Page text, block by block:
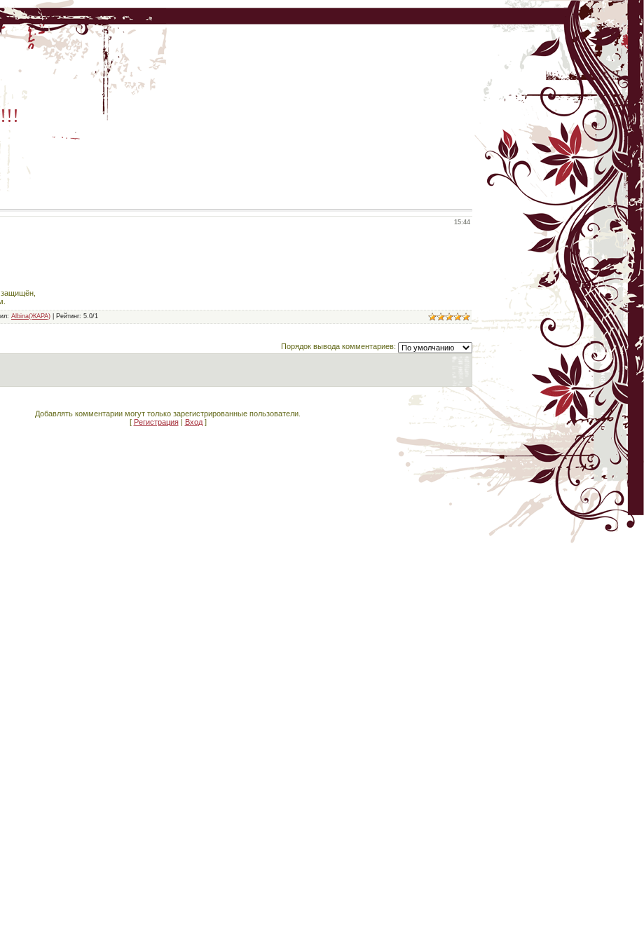
15:44
: Albina(ЖАРА) Рейтинг: 5.0/1
Порядок вывода комментариев:
Добавлять комментарии могут только зарегистрированные пользователи.
[ Регистрация| Вход]